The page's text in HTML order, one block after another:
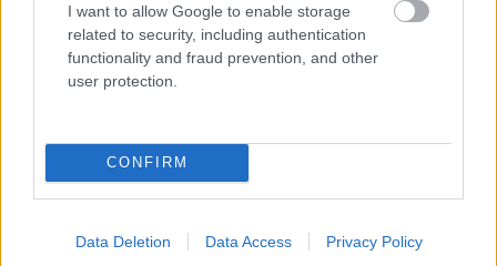
I want to allow Google to enable storage
related to security, including authentication
functionality and fraud prevention, and other
user protection.
CONFIRM
Data Deletion Data Access Privacy Policy